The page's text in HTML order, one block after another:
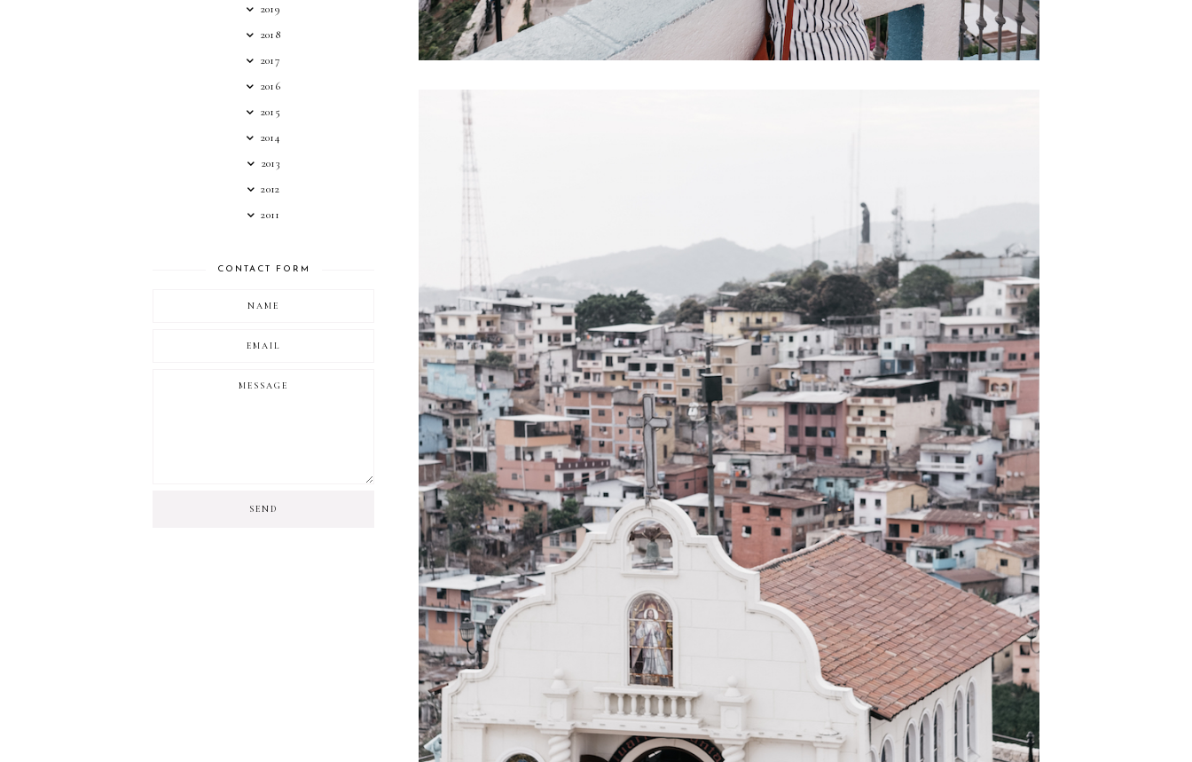
2019
2018
2017
2016
2015
2014
2013
2012
2011
CONTACT FORM